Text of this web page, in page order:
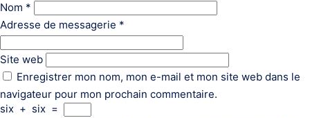
Nom *
Adresse de messagerie *
Site web
Enregistrer mon nom, mon e-mail et mon site web dans le
navigateur pour mon prochain commentaire.
six + six =